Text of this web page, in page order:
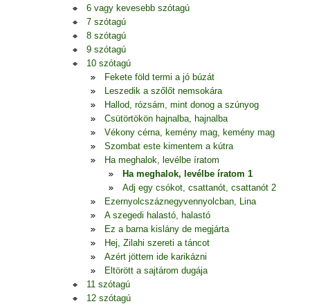
6 vagy kevesebb szótagú
7 szótagú
8 szótagú
9 szótagú
10 szótagú
Fekete föld termi a jó búzát
Leszedik a szőlőt nemsokára
Hallod, rózsám, mint donog a szúnyog
Csütörtökön hajnalba, hajnalba
Vékony cérna, kemény mag, kemény mag
Szombat este kimentem a kútra
Ha meghalok, levélbe íratom
Ha meghalok, levélbe íratom 1
Adj egy csókot, csattanót, csattanót 2
Ezernyolcszáznegyvennyolcban, Lina
A szegedi halastó, halastó
Ez a barna kislány de megjárta
Hej, Zilahi szereti a táncot
Azért jöttem ide karikázni
Eltörött a sajtárom dugája
11 szótagú
12 szótagú